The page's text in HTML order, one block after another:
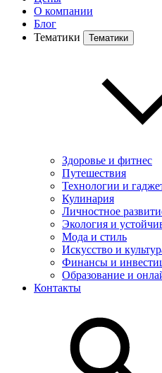
О компании
Блог
Тематики
Тематики
Здоровье и фитнес
Путешествия
Технологии и
Кулинария
Личностное
Экология и
Мода и стиль
Искусство и
Финансы и
Образование и
Контакты